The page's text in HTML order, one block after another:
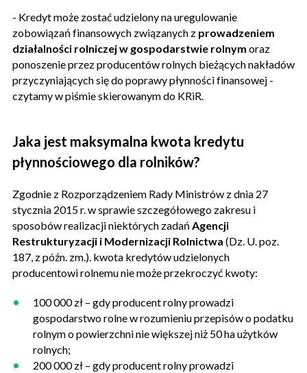
- Kredyt może zostać udzielony na uregulowanie
zobowiązań finansowych związanych z prowadzeniem
działalności rolniczej w gospodarstwie rolnym oraz
ponoszenie przez producentów rolnych bieżących nakładów
przyczyniających się do poprawy płynności finansowej -
czytamy w piśmie skierowanym do KRiR.
Jaka jest maksymalna kwota kredytu
płynnościowego dla rolników?
Zgodnie z Rozporządzeniem Rady Ministrów z dnia 27
stycznia 2015 r. w sprawie szczegółowego zakresu i
sposobów realizacji niektórych zadań Agencji
Restrukturyzacji i Modernizacji Rolnictwa (Dz. U. poz.
187, z późn. zm.). kwota kredytów udzielonych
producentowi rolnemu nie może przekroczyć kwoty:
100 000 zł – gdy producent rolny prowadzi
gospodarstwo rolne w rozumieniu przepisów o podatku
rolnym o powierzchni nie większej niż 50 ha użytków
rolnych;
200 000 zł – gdy producent rolny prowadzi